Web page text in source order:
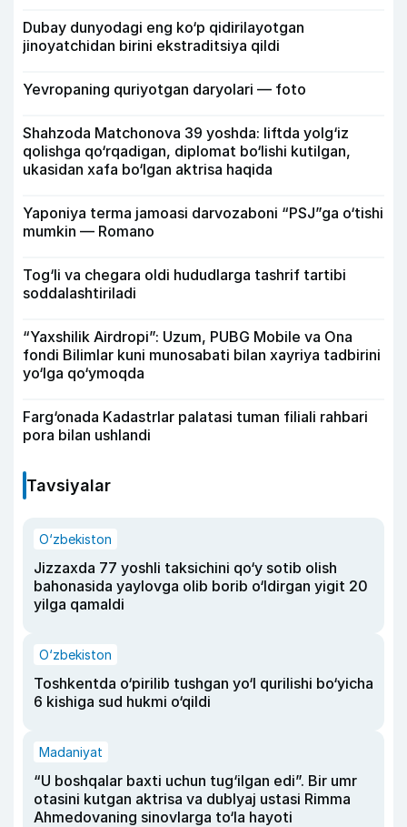
Dubay dunyodagi eng ko‘p qidirilayotgan
jinoyatchidan birini ekstraditsiya qildi
Yevropaning quriyotgan daryolari — foto
Shahzoda Matchonova 39 yoshda: liftda yolg‘iz
qolishga qo‘rqadigan, diplomat bo‘lishi kutilgan,
ukasidan xafa bo‘lgan aktrisa haqida
Yaponiya terma jamoasi darvozaboni “PSJ”ga o‘tishi
mumkin — Romano
Tog‘li va chegara oldi hududlarga tashrif tartibi
soddalashtiriladi
“Yaxshilik Airdropi”: Uzum, PUBG Mobile va Ona
fondi Bilimlar kuni munosabati bilan xayriya tadbirini
yo‘lga qo‘ymoqda
Farg‘onada Kadastrlar palatasi tuman filiali rahbari
pora bilan ushlandi
Tavsiyalar
O‘zbekiston
Jizzaxda 77 yoshli taksichini qo‘y sotib olish
bahonasida yaylovga olib borib o‘ldirgan yigit 20
yilga qamaldi
O‘zbekiston
Toshkentda o‘pirilib tushgan yo‘l qurilishi bo‘yicha
6 kishiga sud hukmi o‘qildi
Madaniyat
“U boshqalar baxti uchun tug‘ilgan edi”. Bir umr
otasini kutgan aktrisa va dublyaj ustasi Rimma
Ahmedovaning sinovlarga to‘la hayoti